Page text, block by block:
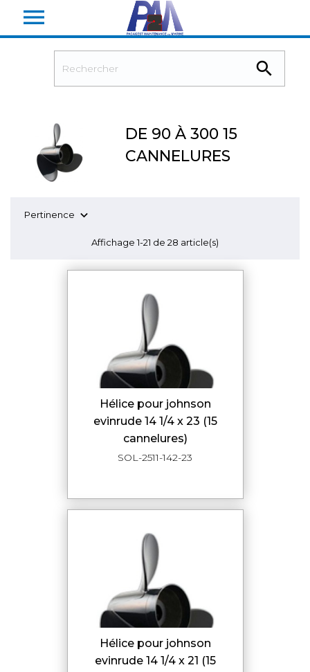


DE 90 À 300 15
CANNELURES
Pertinence 
Affichage 1-21 de 28 article(s)
hélice pour johnson
evinrude 14 1/4 x 23 (15
cannelures)
SOL-2511-142-23
hélice pour johnson
evinrude 14 1/4 x 21 (15